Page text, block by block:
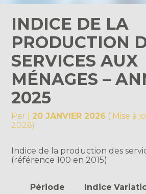
INDICE DE LA
PRODUCTION
SERVICES AUX
MÉNAGES –
2025
Par 20 JANVIER 2026 ( Mise à
2026)
Indice de la production des
(référence 100 en 2015)
Période Indice